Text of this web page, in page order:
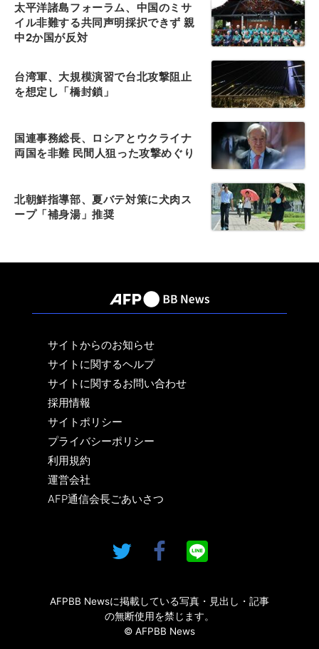
太平洋諸島フォーラム、中国のミサ
イル非難する共同声明採択できず 親
中2か国が反対
台湾軍、大規模演習で台北攻撃阻止
を想定し「橋封鎖」
国連事務総長、ロシアとウクライナ
両国を非難 民間人狙った攻撃めぐり
北朝鮮指導部、夏バテ対策に犬肉ス
ープ「補身湯」推奨
サイトからのお知らせ
サイトに関するヘルプ
サイトに関するお問い合わせ
採用情報
サイトポリシー
プライバシーポリシー
利用規約
運営会社
AFP通信会長ごあいさつ
AFPBB Newsに掲載している写真・見出し・記事
の無断使用を禁じます。
© AFPBB News